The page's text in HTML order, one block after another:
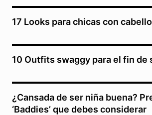
17 Looks para chicas con
10 Outfits swaggy para el fin de
¿Cansada de ser niña buena?
‘Baddies’ que debes considerar